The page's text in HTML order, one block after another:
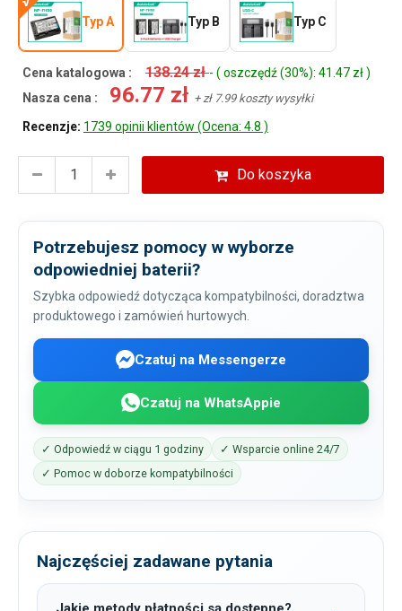
Typ A Typ B Typ C
Cena katalogowa : 138.24 zł- ( oszczędź (30%): 41.47 zł )
Nasza cena :
96.77 zł + zł 7.99 koszty wysyłki
Recenzje: 1739 opinii klientów (Ocena: 4.8 )
Do koszyka
Potrzebujesz pomocy w wyborze
odpowiedniej baterii?
Szybka odpowiedź dotycząca kompatybilności, doradztwa
produktowego i zamówień hurtowych.
Czatuj na Messengerze
Czatuj na WhatsAppie
✓ Odpowiedź w ciągu 1 godziny
✓ Wsparcie online 24/7
✓ Pomoc w doborze kompatybilności
Najczęściej zadawane pytania